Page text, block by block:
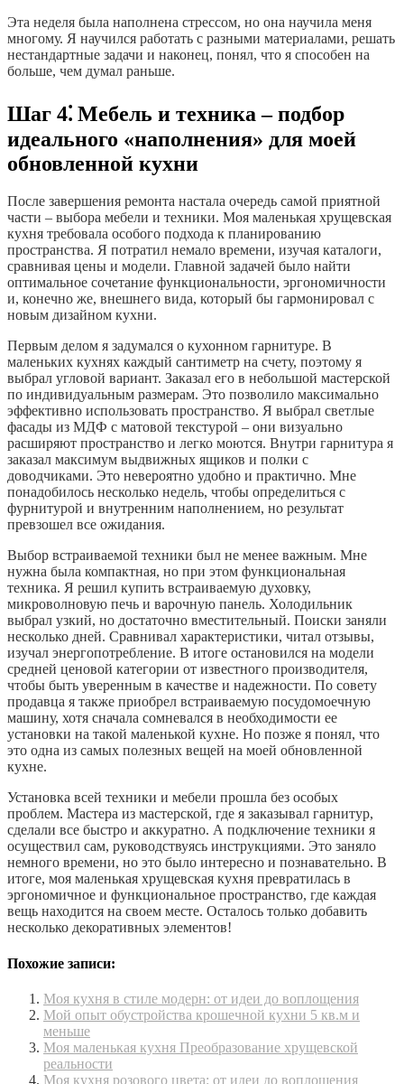
Эта неделя была наполнена стрессом, но она научила меня
многому. Я научился работать с разными материалами, решать
нестандартные задачи и наконец, понял, что я способен на
больше, чем думал раньше.
Шаг 4⁚ Мебель и техника – подбор
идеального «наполнения» для моей
обновленной кухни
После завершения ремонта настала очередь самой приятной
части – выбора мебели и техники. Моя маленькая хрущевская
кухня требовала особого подхода к планированию
пространства. Я потратил немало времени, изучая каталоги,
сравнивая цены и модели. Главной задачей было найти
оптимальное сочетание функциональности, эргономичности
и, конечно же, внешнего вида, который бы гармонировал с
новым дизайном кухни.
Первым делом я задумался о кухонном гарнитуре. В
маленьких кухнях каждый сантиметр на счету, поэтому я
выбрал угловой вариант. Заказал его в небольшой мастерской
по индивидуальным размерам. Это позволило максимально
эффективно использовать пространство. Я выбрал светлые
фасады из МДФ с матовой текстурой – они визуально
расширяют пространство и легко моются. Внутри гарнитура я
заказал максимум выдвижных ящиков и полки с
доводчиками. Это невероятно удобно и практично. Мне
понадобилось несколько недель, чтобы определиться с
фурнитурой и внутренним наполнением, но результат
превзошел все ожидания.
Выбор встраиваемой техники был не менее важным. Мне
нужна была компактная, но при этом функциональная
техника. Я решил купить встраиваемую духовку,
микроволновую печь и варочную панель. Холодильник
выбрал узкий, но достаточно вместительный. Поиски заняли
несколько дней. Сравнивал характеристики, читал отзывы,
изучал энергопотребление. В итоге остановился на модели
средней ценовой категории от известного производителя,
чтобы быть уверенным в качестве и надежности. По совету
продавца я также приобрел встраиваемую посудомоечную
машину, хотя сначала сомневался в необходимости ее
установки на такой маленькой кухне. Но позже я понял, что
это одна из самых полезных вещей на моей обновленной
кухне.
Установка всей техники и мебели прошла без особых
проблем. Мастера из мастерской, где я заказывал гарнитур,
сделали все быстро и аккуратно. А подключение техники я
осуществил сам, руководствуясь инструкциями. Это заняло
немного времени, но это было интересно и познавательно. В
итоге, моя маленькая хрущевская кухня превратилась в
эргономичное и функциональное пространство, где каждая
вещь находится на своем месте. Осталось только добавить
несколько декоративных элементов!
Похожие записи:
Моя кухня в стиле модерн: от идеи до воплощения
Мой опыт обустройства крошечной кухни 5 кв.м и
меньше
Моя маленькая кухня Преобразование хрущевской
реальности
Моя кухня розового цвета: от идеи до воплощения